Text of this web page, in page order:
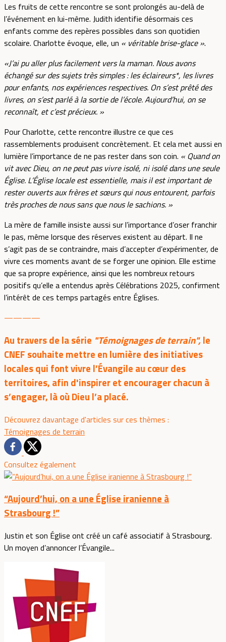
Les fruits de cette rencontre se sont prolongés au-delà de
l’événement en lui-même. Judith identifie désormais ces
enfants comme des repères possibles dans son quotidien
scolaire. Charlotte évoque, elle, un « véritable brise-glace ».
«J’ai pu aller plus facilement vers la maman. Nous avons
échangé sur des sujets très simples : les éclaireurs*, les livres
pour enfants, nos expériences respectives. On s’est prêté des
livres, on s’est parlé à la sortie de l’école. Aujourd’hui, on se
reconnaît, et c’est précieux. »
Pour Charlotte, cette rencontre illustre ce que ces
rassemblements produisent concrètement. Et cela met aussi en
lumière l’importance de ne pas rester dans son coin. « Quand on
vit avec Dieu, on ne peut pas vivre isolé, ni isolé dans une seule
Église. L’Église locale est essentielle, mais il est important de
rester ouverts aux frères et sœurs qui nous entourent, parfois
très proches de nous sans que nous le sachions. »
La mère de famille insiste aussi sur l’importance d’oser franchir
le pas, même lorsque des réserves existent au départ. Il ne
s’agit pas de se contraindre, mais d’accepter d’expérimenter, de
vivre ces moments avant de se forger une opinion. Elle estime
que sa propre expérience, ainsi que les nombreux retours
positifs qu’elle a entendus après Célébrations 2025, confirment
l’intérêt de ces temps partagés entre Églises.
————
Au travers de la série "Témoignages de terrain",le
CNEF souhaite mettre en lumière des initiatives
locales qui font vivre l’Évangile au cœur des
territoires, afin d'inspirer et encourager chacun à
s’engager, là où Dieu l’a placé.
Découvrez davantage d'articles sur ces thèmes :
Témoignages de terrain
Consultez également
“Aujourd’hui, on a une Église iranienne à
Strasbourg !”
Justin et son Église ont créé un café associatif à Strasbourg.
Un moyen d’annoncer l’Évangile...